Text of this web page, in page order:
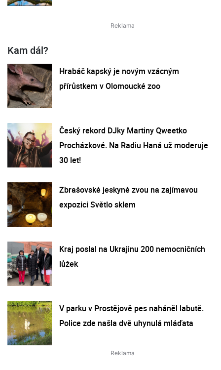
Kam dál?
Hrabáč kapský je novým vzácným
přírůstkem v Olomoucké zoo
Český rekord DJky Martiny Qweetko
Procházkové. Na Radiu Haná už moderuje
30 let!
Zbrašovské jeskyně zvou na zajímavou
expozici Světlo sklem
Kraj poslal na Ukrajinu 200 nemocničních
lůžek
V parku v Prostějově pes naháněl labutě.
Police zde našla dvě uhynulá mláďata